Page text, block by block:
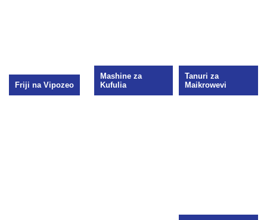
Friji na Vipozeo
Mashine za
Kufulia
Tanuri za
Maikrowevi